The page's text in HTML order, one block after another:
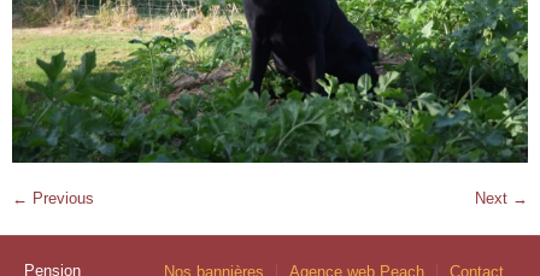
← Previous Next →
Nos bannières Agence web Peach Contact
Pension